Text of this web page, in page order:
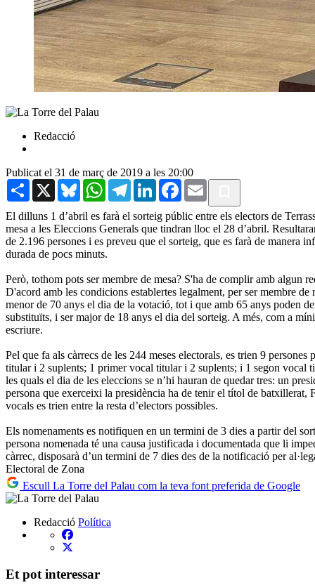
Redacció
Publicat el 31 de març de 2019 a les 20:00
Share X BlueskyWhatsAppTelegramLinkedInFacebook
Email
El dilluns 1 d’abril es farà el sorteig públic entre els electors de
mesa a les Eleccions Generals que tindran lloc el 28 d’abril.
de 2.196 persones i es preveu que el sorteig, que es farà de manera
durada de pocs minuts.
Però, tothom pots ser membre de mesa? S'ha de complir amb algun
D'acord amb les condicions establertes legalment, per ser membre de
menor de 70 anys el dia de la votació, tot i que amb 65 anys poden
substituïts, i ser major de 18 anys el dia del sorteig. A més, com a
escriure.
Pel que fa als càrrecs de les 244 meses electorals, es trien 9 persones
titular i 2 suplents; 1 primer vocal titular i 2 suplents; i 1 segon vocal
les quals el dia de les eleccions se n’hi hauran de quedar tres: un
persona que exerceixi la presidència ha de tenir el títol de batxillerat,
vocals es trien entre la resta d’electors possibles.
Els nomenaments es notifiquen en un termini de 3 dies a partir del
persona nomenada té una causa justificada i documentada que li
càrrec, disposarà d’un termini de 7 dies des de la notificació per
Electoral de Zona
Escull La Torre del Palau com la teva font preferida de Google
Redacció Política
Et pot interessar